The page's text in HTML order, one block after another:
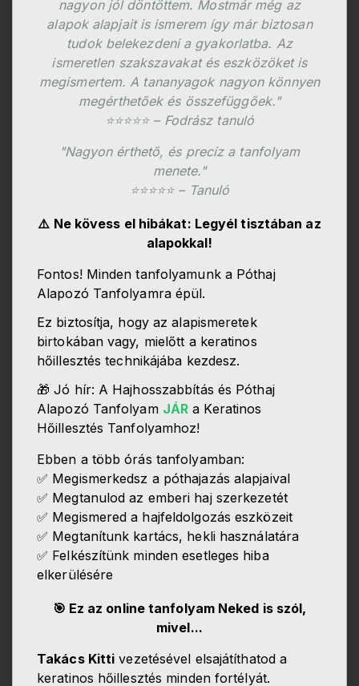
nagyon jól döntöttem. Mostmár még az
alapok alapjait is ismerem így már biztosan
tudok belekezdeni a gyakorlatba. Az
ismeretlen szakszavakat és eszközöket is
megismertem. A tananyagok nagyon könnyen
megérthetőek és összefüggőek."
⭐⭐⭐⭐⭐ – Fodrász tanuló
"Nagyon érthető, és precíz a tanfolyam
menete."
⭐⭐⭐⭐⭐ – Tanuló
⚠️ Ne kövess el hibákat: Legyél tisztában az
alapokkal!
Fontos! Minden tanfolyamunk a Póthaj
Alapozó Tanfolyamra épül.
Ez biztosítja, hogy az alapismeretek
birtokában vagy, mielőtt a keratinos
hőillesztés technikájába kezdesz.
🎁 Jó hír: A Hajhosszabbítás és Póthaj
Alapozó Tanfolyam JÁR a Keratinos
Hőillesztés Tanfolyamhoz!
Ebben a több órás tanfolyamban:
✅ Megismerkedsz a póthajazás alapjaival
✅ Megtanulod az emberi haj szerkezetét
✅ Megismered a hajfeldolgozás eszközeit
✅ Megtanítunk kartács, hekli használatára
✅ Felkészítünk minden esetleges hiba
elkerülésére
🎯 Ez az online tanfolyam Neked is szól,
mivel...
Takács Kitti vezetésével elsajátíthatod a
keratinos hőillesztés minden fortélyát.